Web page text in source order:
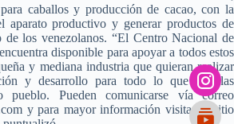
caballos y producción de cacao, con la
aparato productivo y generar productos de
de los venezolanos. “El Centro Nacional de
disponible para apoyar a todos estos
y mediana industria que quieran realizar
y desarrollo para todo lo que son las
pueblo. Pueden comunicarse vía correo
y para mayor información visitar el sitio